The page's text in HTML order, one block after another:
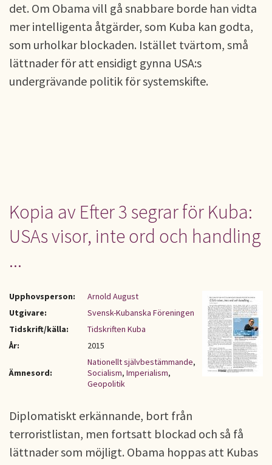
det. Om Obama vill gå snabbare borde han vidta
mer intelligenta åtgärder, som Kuba kan godta,
som urholkar blockaden. Istället tvärtom, små
lättnader för att ensidigt gynna USA:s
undergrävande politik för systemskifte.
Kopia av Efter 3 segrar för Kuba:
USAs visor, inte ord och handling
...
Upphovsperson:
Arnold August
Utgivare:
Svensk-Kubanska Föreningen
Tidskrift/källa:
Tidskriften Kuba
År:
2015
Ämnesord:
Nationellt självbestämmande,
Socialism, Imperialism,
Geopolitik
Diplomatiskt erkännande, bort från
terroristlistan, men fortsatt blockad och så få
lättnader som möjligt. Obama hoppas att Kubas